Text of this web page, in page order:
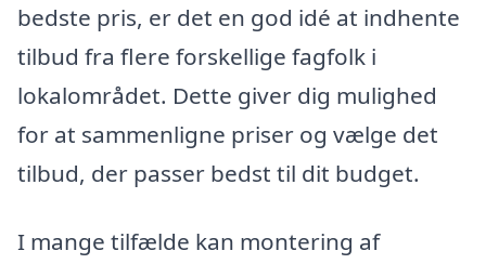
bedste pris, er det en god idé at indhente
tilbud fra flere forskellige fagfolk i
lokalområdet. Dette giver dig mulighed
for at sammenligne priser og vælge det
tilbud, der passer bedst til dit budget.
I mange tilfælde kan montering af